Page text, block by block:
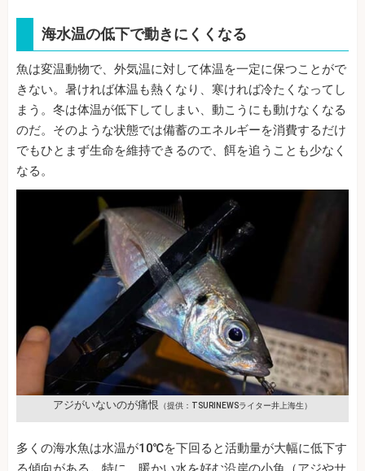
海水温の低下で動きにくくなる
魚は変温動物で、外気温に対して体温を一定に保つことがで
きない。暑ければ体温も熱くなり、寒ければ冷たくなってし
まう。冬は体温が低下してしまい、動こうにも動けなくなる
のだ。そのような状態では備蓄のエネルギーを消費するだけ
でもひとまず生命を維持できるので、餌を追うことも少なく
なる。
アジがいないのが痛恨 （提供：TSURINEWSライター井上海生）
多くの海水魚は水温が10℃を下回ると活動量が大幅に低下す